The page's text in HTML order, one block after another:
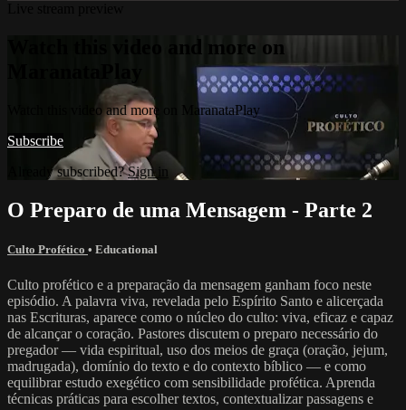
Watch this video and more on
Watch this video and more on MaranataPlay
Subscribe
Already subscribed?Sign in
O Preparo de uma Mensagem - Parte 2
Culto Profético • Educational
Culto profético e a preparação da mensagem ganham foco neste
episódio. A palavra viva, revelada pelo Espírito Santo e alicerçada
nas Escrituras, aparece como o núcleo do culto: viva, eficaz e capaz
de alcançar o coração. Pastores discutem o preparo necessário do
pregador — vida espiritual, uso dos meios de graça (oração, jejum,
madrugada), domínio do texto e do contexto bíblico — e como
equilibrar estudo exegético com sensibilidade profética. Aprenda
técnicas práticas para escolher textos, contextualizar passagens e